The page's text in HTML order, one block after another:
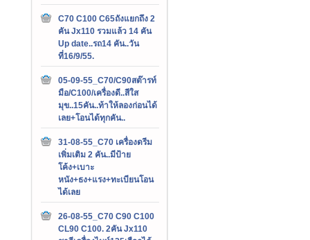
C70 C100 C65ถังแยกถึง 2
คัน Jx110 รวมแล้ว 14 คัน
Up date..รถ14 คัน..วัน
ที่16/9/55.
05-09-55_C70/C90สต๊ารท์
มือ/C100/เครื่องดี..สีใส
มุข..15คัน..ท้าให้ลองก่อนได้
เลย+โอนได้ทุกคัน..
31-08-55_C70 เครื่องดรีม
เพิ่มเติม 2 คัน..มีป้าย
โค้ง+เบาะ
หนัง+ธง+แรง+ทะเบียนโอน
ได้เลย
26-08-55_C70 C90 C100
CL90 C100. 2คัน Jx110